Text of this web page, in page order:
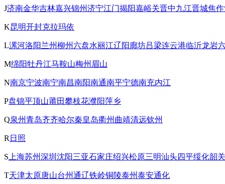
J济南金华吉林嘉兴锦州济宁江门揭阳嘉峪关晋中九江晋城焦作
K昆明开封克拉玛依
L漯河洛阳兰州柳州 六盘水丽江辽阳廊坊吕梁连云港临沂龙岩
M绵阳牡丹江马鞍山梅州 眉山
N南京宁波南宁南昌南阳南通南平宁德南充内江
P盘锦平顶山莆田攀枝花濮阳萍乡
Q泉州青岛齐齐哈尔秦皇岛衢州 曲靖清远钦州
R 日照
S 上海苏州深圳 沈阳三亚石家庄绍兴松原三明汕头四平绥化韶关
T天津太原唐山台州通辽铁岭铜陵泰州泰安通化